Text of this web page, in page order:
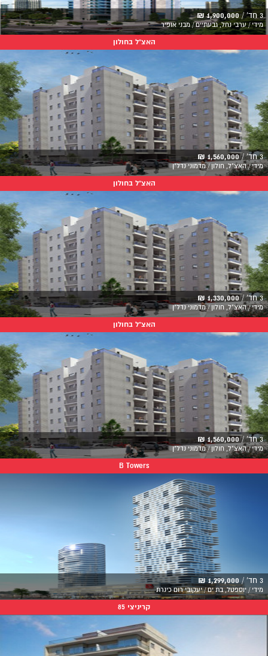
3 חד' / 1,900,000 ₪
מידי / ערבי נחל, גבעתיים / מבני אופיר
האצ"ל בחולון
3 חד' / 1,560,000 ₪
מידי / האצ"ל, חולון / מדמוני נדל"ן
האצ"ל בחולון
3 חד' / 1,330,000 ₪
מידי / האצ"ל, חולון / מדמוני נדל"ן
האצ"ל בחולון
3 חד' / 1,560,000 ₪
מידי / האצ"ל, חולון / מדמוני נדל"ן
B Towers
3 חד' / 1,299,000 ₪
מידי / יוספטל, בת ים / יעקובי רום כינרת
קריניצי 85